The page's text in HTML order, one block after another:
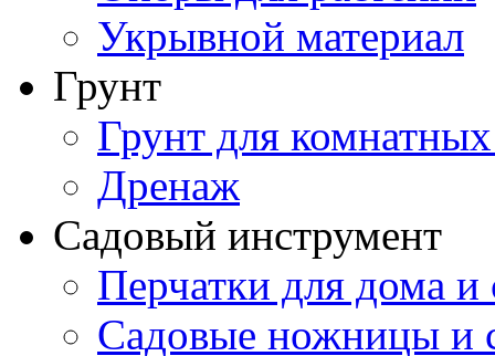
Укрывной материал
Грунт
Грунт для
Дренаж
Садовый инструмент
Перчатки для дома и
Садовые ножницы и